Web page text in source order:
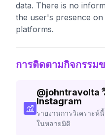
data. There is no
the user's presence on
platforms.
การติดตามกิจกรรม
@johntravolta
Instagram
รายงานการวิเคราะ
ในหลายมิติ